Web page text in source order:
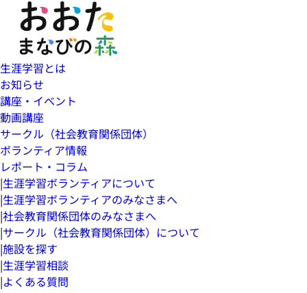
生涯学習とは
お知らせ
講座・イベント
動画講座
サークル（社会教育関係団体）
ボランティア情報
レポート・コラム
|生涯学習ボランティアについて
|生涯学習ボランティアのみなさまへ
|社会教育関係団体のみなさまへ
|サークル（社会教育関係団体）について
|施設を探す
|生涯学習相談
|よくある質問